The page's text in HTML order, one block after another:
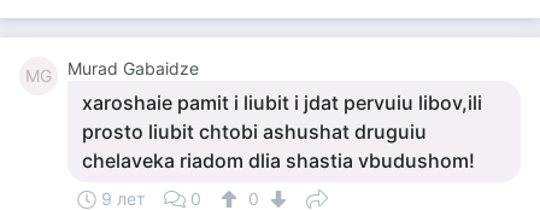
MG Murad Gabaidze
xaroshaie pamit i liubit i jdat pervuiu libov,ili
prosto liubit chtobi ashushat druguiu
chelaveka riadom dlia shastia vbudushom!
9 лет 0 0